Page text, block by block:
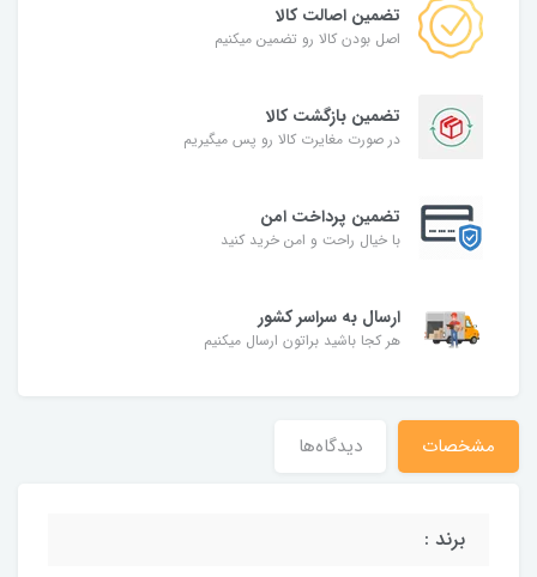
تضمین اصالت کالا
اصل بودن کالا رو تضمین میکنیم
تضمین بازگشت کالا
در صورت مغایرت کالا رو پس میگیریم
تضمین پرداخت امن
با خیال راحت و امن خرید کنید
ارسال به سراسر کشور
هر کجا باشید براتون ارسال میکنیم
مشخصات دیدگاه‌ها
برند :